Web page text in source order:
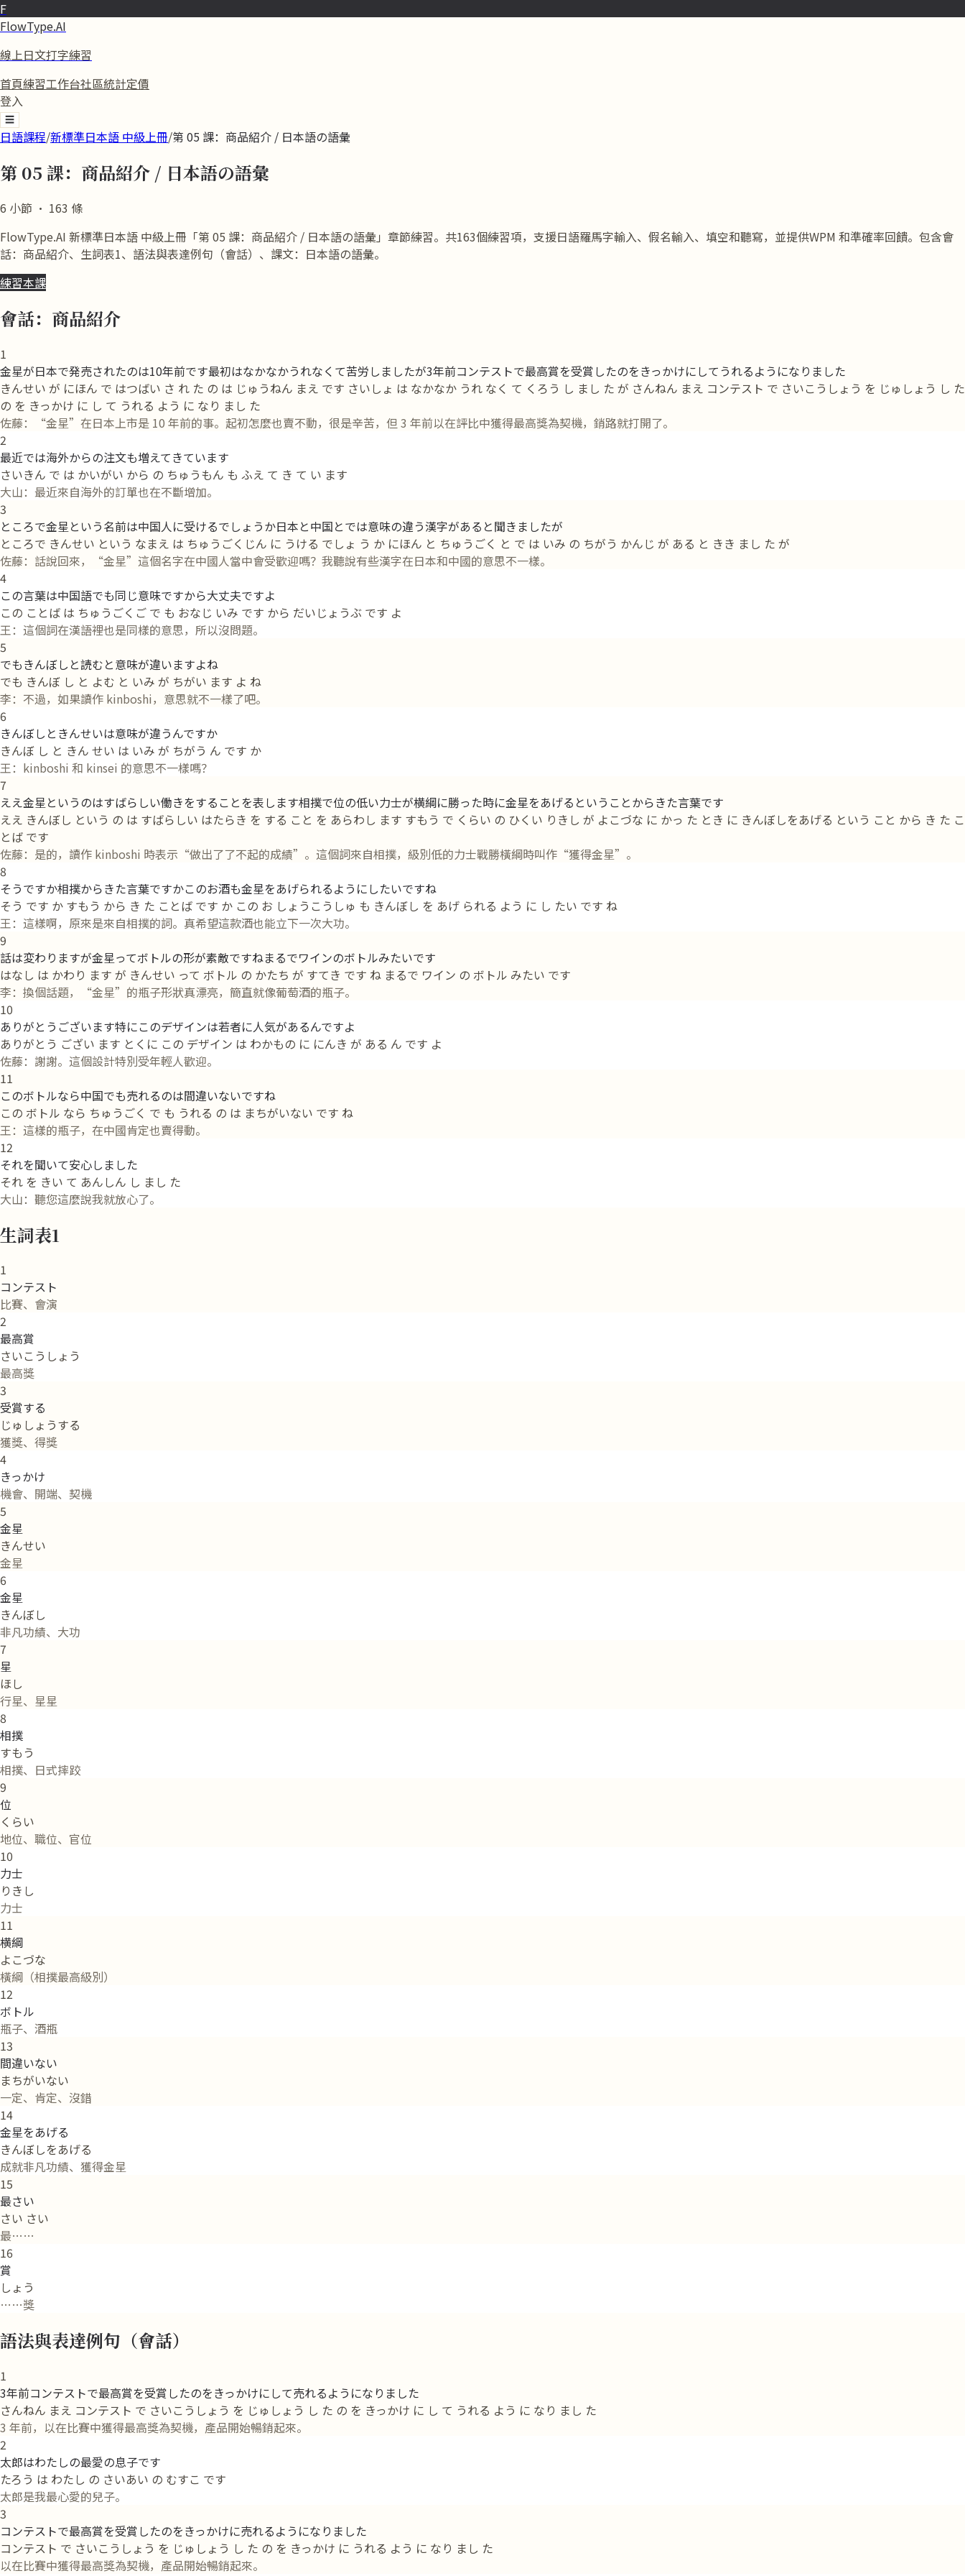
F
FlowType.AI
線上日文打字練習
首頁練習工作台社區統計定價
登入
☰
日語課程/新標準日本語 中級上冊/第 05 課：商品紹介 / 日本語の語彙
第 05 課：商品紹介 / 日本語の語彙
6 小節 · 163 條
FlowType.AI 新標準日本語 中級上冊「第 05 課：商品紹介 / 日本語の語彙」章節練習。共163個練習項，支援日語羅馬字輸入、假名輸入、填空和聽寫，並提供WPM 和準確率回饋。包含會
話：商品紹介、生詞表1、語法與表達例句（會話）、課文：日本語の語彙。
練習本課
會話：商品紹介
1
金星が日本で発売されたのは10年前です最初はなかなかうれなくて苦労しましたが3年前コンテストで最高賞を受賞したのをきっかけにしてうれるようになりました
きんせい が にほん で はつばい さ れ た の は じゅうねん まえ です さいしょ は なかなか うれ なく て くろう し まし た が さんねん まえ コンテスト で さいこうしょう を じゅしょう し た
の を きっかけ に し て うれる よう に なり まし た
佐藤：“金星”在日本上市是 10 年前的事。起初怎麼也賣不動，很是辛苦，但 3 年前以在評比中獲得最高獎為契機，銷路就打開了。
2
最近では海外からの注文も増えてきています
さいきん で は かいがい から の ちゅうもん も ふえ て き て い ます
大山：最近來自海外的訂單也在不斷增加。
3
ところで金星という名前は中国人に受けるでしょうか日本と中国とでは意味の違う漢字があると聞きましたが
ところで きんせい という なまえ は ちゅうごくじん に うける でしょ う か にほん と ちゅうごく と で は いみ の ちがう かんじ が ある と きき まし た が
佐藤：話說回來，“金星”這個名字在中國人當中會受歡迎嗎？我聽說有些漢字在日本和中國的意思不一樣。
4
この言葉は中国語でも同じ意味ですから大丈夫ですよ
この ことば は ちゅうごくご で も おなじ いみ です から だいじょうぶ です よ
王：這個詞在漢語裡也是同樣的意思，所以沒問題。
5
でもきんぼしと読むと意味が違いますよね
でも きんぼ し と よむ と いみ が ちがい ます よ ね
李：不過，如果讀作 kinboshi，意思就不一樣了吧。
6
きんぼしときんせいは意味が違うんですか
きんぼ し と きん せい は いみ が ちがう ん です か
王：kinboshi 和 kinsei 的意思不一樣嗎？
7
ええ金星というのはすばらしい働きをすることを表します相撲で位の低い力士が横綱に勝った時に金星をあげるということからきた言葉です
ええ きんぼし という の は すばらしい はたらき を する こと を あらわし ます すもう で くらい の ひくい りきし が よこづな に かっ た とき に きんぼしをあげる という こと から き た こ
とば です
佐藤：是的，讀作 kinboshi 時表示“做出了了不起的成績”。這個詞來自相撲，級別低的力士戰勝橫綱時叫作“獲得金星”。
8
そうですか相撲からきた言葉ですかこのお酒も金星をあげられるようにしたいですね
そう です か すもう から き た ことば です か この お しょうこうしゅ も きんぼし を あげ られる よう に し たい です ね
王：這樣啊，原來是來自相撲的詞。真希望這款酒也能立下一次大功。
9
話は変わりますが金星ってボトルの形が素敵ですねまるでワインのボトルみたいです
はなし は かわり ます が きんせい って ボトル の かたち が すてき です ね まるで ワイン の ボトル みたい です
李：換個話題，“金星”的瓶子形狀真漂亮，簡直就像葡萄酒的瓶子。
10
ありがとうございます特にこのデザインは若者に人気があるんですよ
ありがとう ござい ます とくに この デザイン は わかもの に にんき が ある ん です よ
佐藤：謝謝。這個設計特別受年輕人歡迎。
11
このボトルなら中国でも売れるのは間違いないですね
この ボトル なら ちゅうごく で も うれる の は まちがいない です ね
王：這樣的瓶子，在中國肯定也賣得動。
12
それを聞いて安心しました
それ を きい て あんしん し まし た
大山：聽您這麼說我就放心了。
生詞表1
1
コンテスト
比賽、會演
2
最高賞
さいこうしょう
最高獎
3
受賞する
じゅしょうする
獲獎、得獎
4
きっかけ
機會、開端、契機
5
金星
きんせい
金星
6
金星
きんぼし
非凡功績、大功
7
星
ほし
行星、星星
8
相撲
すもう
相撲、日式摔跤
9
位
くらい
地位、職位、官位
10
力士
りきし
力士
11
横綱
よこづな
橫綱（相撲最高級別）
12
ボトル
瓶子、酒瓶
13
間違いない
まちがいない
一定、肯定、沒錯
14
金星をあげる
きんぼしをあげる
成就非凡功績、獲得金星
15
最さい
さい さい
最……
16
賞
しょう
……獎
語法與表達例句（會話）
1
3年前コンテストで最高賞を受賞したのをきっかけにして売れるようになりました
さんねん まえ コンテスト で さいこうしょう を じゅしょう し た の を きっかけ に し て うれる よう に なり まし た
3 年前，以在比賽中獲得最高獎為契機，產品開始暢銷起來。
2
太郎はわたしの最愛の息子です
たろう は わたし の さいあい の むすこ です
太郎是我最心愛的兒子。
3
コンテストで最高賞を受賞したのをきっかけに売れるようになりました
コンテスト で さいこうしょう を じゅしょう し た の を きっかけ に うれる よう に なり まし た
以在比賽中獲得最高獎為契機，產品開始暢銷起來。